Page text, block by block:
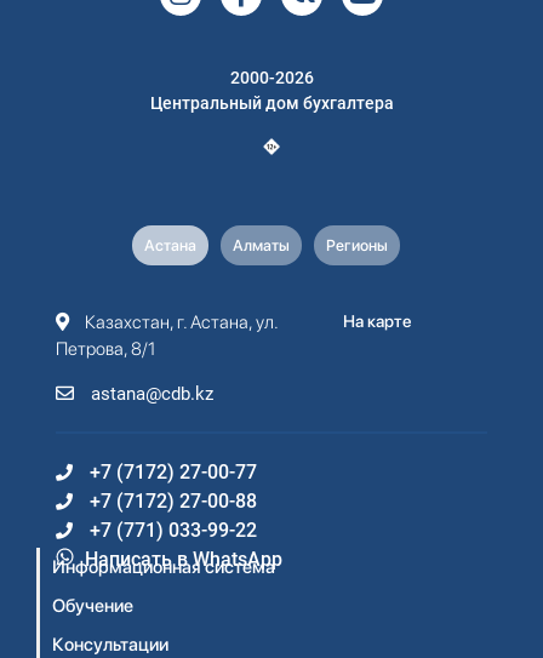
2000-2026
Центральный дом бухгалтера
Астана Алматы Регионы
Казахстан, г. Астана, ул.
Петрова, 8/1
astana@cdb.kz
На карте
+7 (7172) 27-00-77
+7 (7172) 27-00-88
+7 (771) 033-99-22
Написать в WhatsApp
Информационная система
Обучение
Консультации